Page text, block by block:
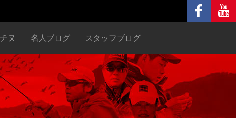
ヌ 名人ブログ スタッフブログ